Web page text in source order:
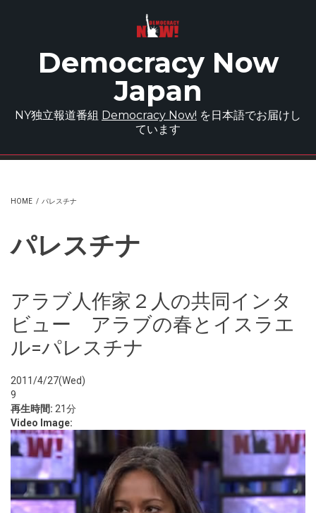
Democracy Now
Japan
NY独立報道番組 Democracy Now! を日本語でお届けし
ています
HOME / パレスチナ
パレスチナ
アラブ人作家２人の共同インタ
ビュー アラブの春とイスラエ
ル=パレスチナ
2011/4/27(Wed)
9
再生時間: 21分
Video Image: